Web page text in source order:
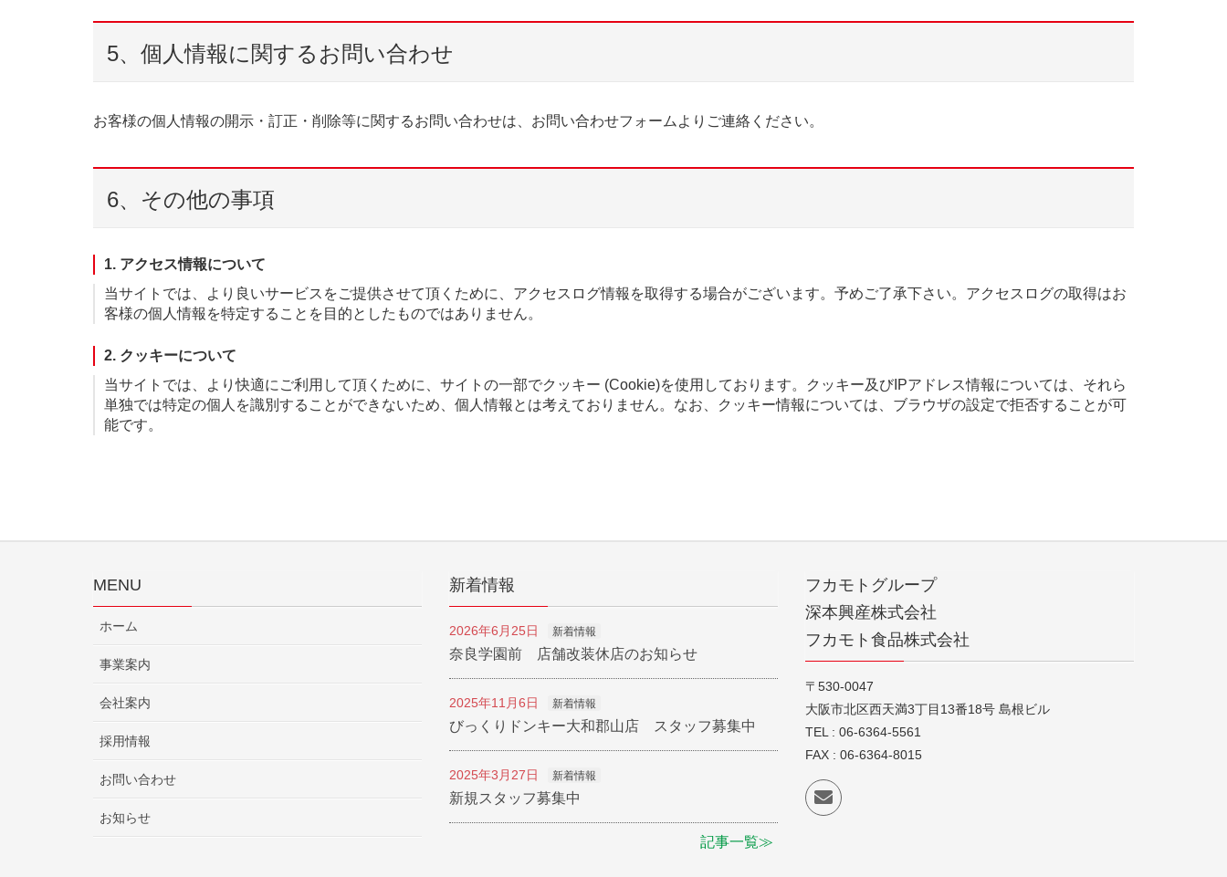
5、個人情報に関するお問い合わせ
お客様の個人情報の開示・訂正・削除等に関するお問い合わせは、お問い合わせフォームよりご連絡ください。
6、その他の事項
1. アクセス情報について
当サイトでは、より良いサービスをご提供させて頂くために、アクセスログ情報を取得する場合がございます。予めご了承下さい。アクセスログの取得はお
客様の個人情報を特定することを目的としたものではありません。
2. クッキーについて
当サイトでは、より快適にご利用して頂くために、サイトの一部でクッキー (Cookie)を使用しております。クッキー及びIPアドレス情報については、それら
単独では特定の個人を識別することができないため、個人情報とは考えておりません。なお、クッキー情報については、ブラウザの設定で拒否することが可
能です。
MENU
ホーム
事業案内
会社案内
採用情報
お問い合わせ
お知らせ
新着情報
2026年6月25日 新着情報
奈良学園前 店舗改装休店のお知らせ
2025年11月6日 新着情報
びっくりドンキー大和郡山店 スタッフ募集中
2025年3月27日 新着情報
新規スタッフ募集中
記事一覧≫
フカモトグループ
深本興産株式会社
フカモト食品株式会社
〒530-0047
大阪市北区西天満3丁目13番18号 島根ビル
TEL : 06-6364-5561
FAX : 06-6364-8015